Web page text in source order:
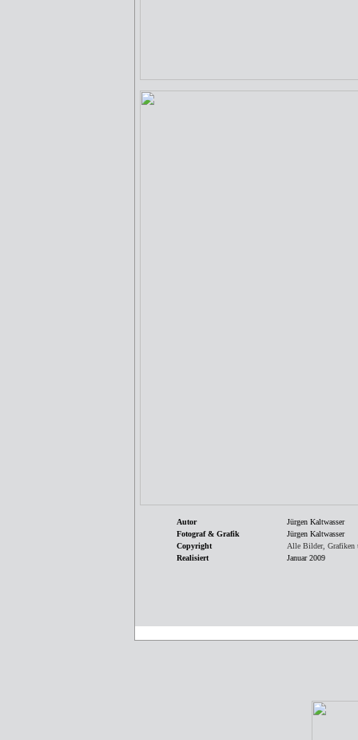
Autor
Jürgen Kaltwasser
Fotograf & Grafik
Jürgen Kaltwasser
Copyright
Alle Bilder, Grafiken
Realisiert
Januar 2009